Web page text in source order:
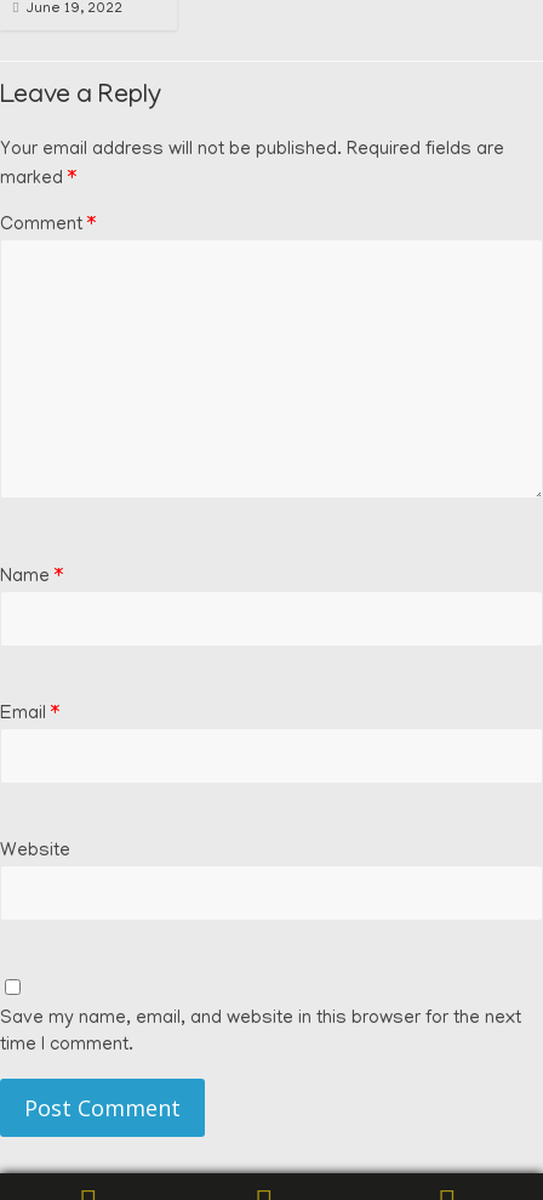
June 19, 2022
Leave a Reply
Your email address will not be published. Required fields are
marked *
Comment *
Name *
Email *
Website
Save my name, email, and website in this browser for the next
time I comment.